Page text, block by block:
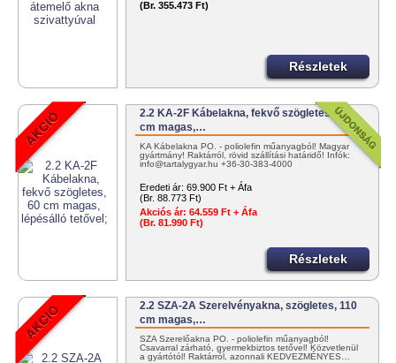
(Br. 355.473 Ft)
Részletek
2.2 KA-2F Kábelakna, fekvő szögletes, 60
cm magas,…
KA Kábelakna PO. - poliolefin műanyagból! Magyar
gyártmány! Raktárról, rövid szállítási határidő! Infók:
info@tartalygyar.hu +36-30-383-4000
Eredeti ár: 69.900 Ft + Áfa
(Br. 88.773 Ft)
Akciós ár: 64.559 Ft + Áfa
(Br. 81.990 Ft)
Részletek
2.2 SZA-2A Szerelvényakna, szögletes, 110
cm magas,…
SZA Szerelőakna PO. - poliolefin műanyagból!
Csavarral zárható, gyermekbiztos tetővel! Közvetlenül
a gyártótól! Raktárról, azonnali KEDVEZMÉNYES…